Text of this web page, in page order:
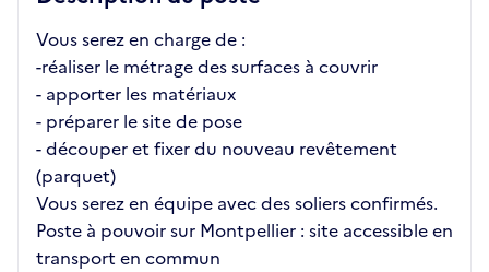
Vous serez en charge de :
-réaliser le métrage des surfaces à couvrir
- apporter les matériaux
- préparer le site de pose
- découper et fixer du nouveau revêtement
(parquet)
Vous serez en équipe avec des soliers confirmés.
Poste à pouvoir sur Montpellier : site accessible en
transport en commun